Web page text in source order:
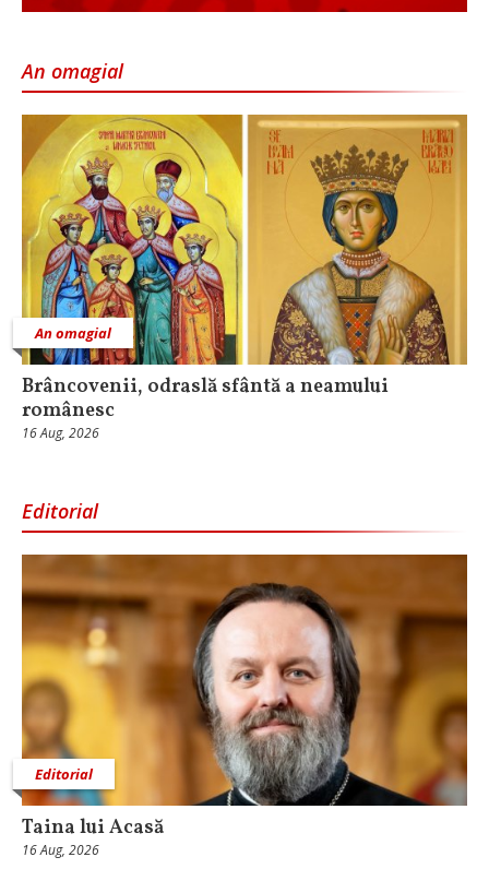
An omagial
An omagial
Brâncovenii, odraslă sfântă a neamului
românesc
16 Aug, 2026
Editorial
Editorial
Taina lui Acasă
16 Aug, 2026